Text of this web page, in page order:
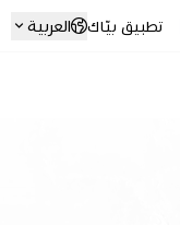
تطبيق بيّاك العربية